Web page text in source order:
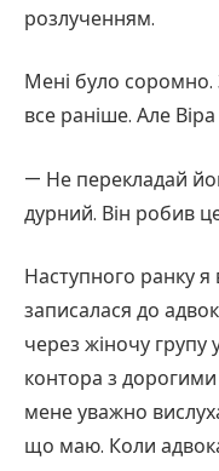
розлученням.
Мені було соромно.
все раніше. Але
— Не перекладай
дурний. Він робив
Наступного ранку я
записалася до
через жіночу
контора з
мене уважно
що маю. Коли